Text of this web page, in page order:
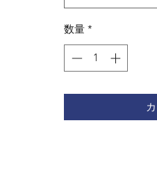
数量 *